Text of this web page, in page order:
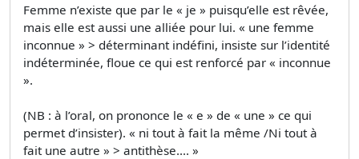
Femme n’existe que par le « je » puisqu’elle est rêvée,
mais elle est aussi une alliée pour lui. « une femme
inconnue » > déterminant indéfini, insiste sur l’identité
indéterminée, floue ce qui est renforcé par « inconnue
».
(NB : à l’oral, on prononce le « e » de « une » ce qui
permet d’insister). « ni tout à fait la même /Ni tout à
fait une autre » > antithèse.... »